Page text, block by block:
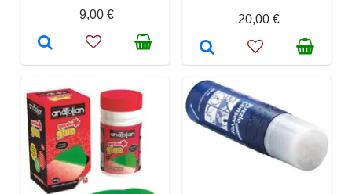
9,00 €
20,00 €